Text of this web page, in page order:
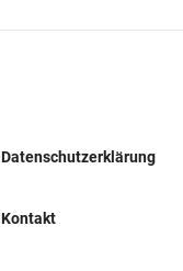
Datenschutzerklärung
Kontakt